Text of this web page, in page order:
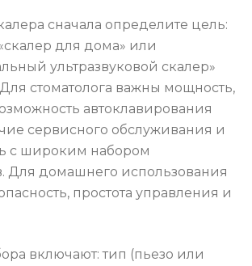
сначала определите цель:
для дома» или
ультразвуковой скалер»
стоматолога важны мощность,
автоклавирования
сервисного обслуживания и
с широким набором
Для домашнего использования
простота управления и
включают: тип (пьезо или